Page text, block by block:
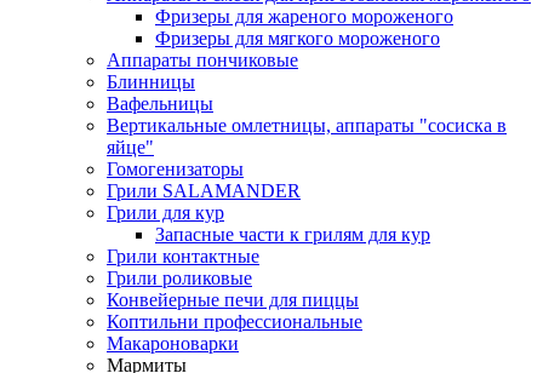
Фризеры для жареного мороженого
Фризеры для мягкого мороженого
Аппараты пончиковые
Блинницы
Вафельницы
Вертикальные омлетницы, аппараты "сосиска в
яйце"
Гомогенизаторы
Грили SALAMANDER
Грили для кур
Запасные части к грилям для кур
Грили контактные
Грили роликовые
Конвейерные печи для пиццы
Коптильни профессиональные
Макароноварки
Мармиты